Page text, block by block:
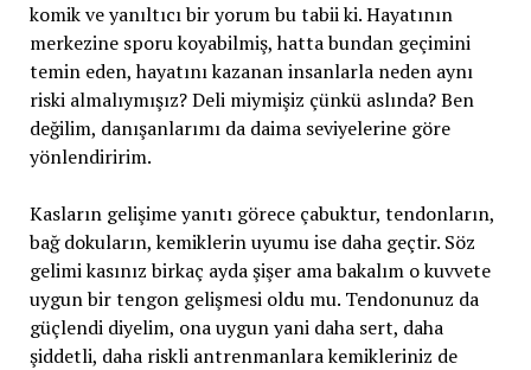
komik ve yanıltıcı bir yorum bu tabii ki. Hayatının
merkezine sporu koyabilmiş, hatta bundan geçimini
temin eden, hayatını kazanan insanlarla neden aynı
riski almalıymışız? Deli miymişiz çünkü aslında? Ben
değilim, danışanlarımı da daima seviyelerine göre
yönlendiririm.
Kasların gelişime yanıtı görece çabuktur, tendonların,
bağ dokuların, kemiklerin uyumu ise daha geçtir. Söz
gelimi kasınız birkaç ayda şişer ama bakalım o kuvvete
uygun bir tengon gelişmesi oldu mu. Tendonunuz da
güçlendi diyelim, ona uygun yani daha sert, daha
şiddetli, daha riskli antrenmanlara kemikleriniz de